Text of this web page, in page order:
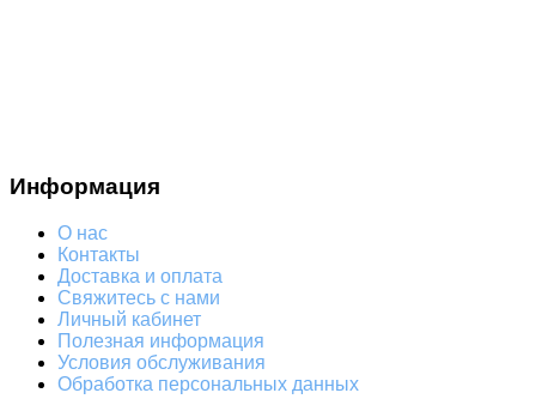
Информация
О нас
Контакты
Доставка и оплата
Свяжитесь с нами
Личный кабинет
Полезная информация
Условия обслуживания
Обработка персональных данных